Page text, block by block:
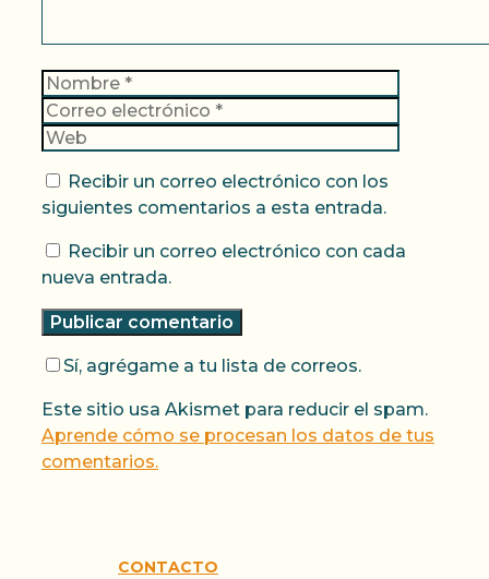
Nombre
Recibir un correo electrónico con los
siguientes comentarios a esta entrada.
Recibir un correo electrónico con cada
nueva entrada.
Sí, agrégame a tu lista de correos.
Este sitio usa Akismet para reducir el spam.
Aprende cómo se procesan los datos de tus
comentarios.
CONTACTO